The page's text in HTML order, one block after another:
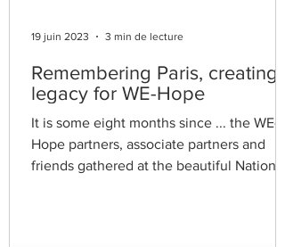
Remembering Paris, creating
legacy for WE-Hope
It is some eight months since ... the WE-
Hope partners, associate partners and
friends gathered at the beautiful National
19 juin 2023 3 min de lecture